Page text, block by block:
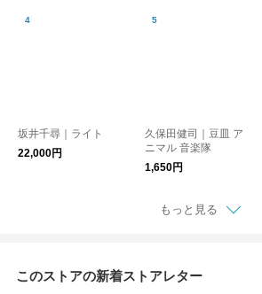
坂井千尋｜ライト
22,000円
久保田健司｜豆皿 ア
ニマル 音楽隊
1,650円
もっと見る
このストアの新着ストアレター